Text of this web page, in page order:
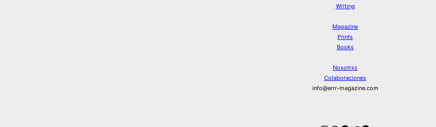
Writing
Magazine
Prints
Books
Nosotrxs
Colaboraciones
info@errr-magazine.com